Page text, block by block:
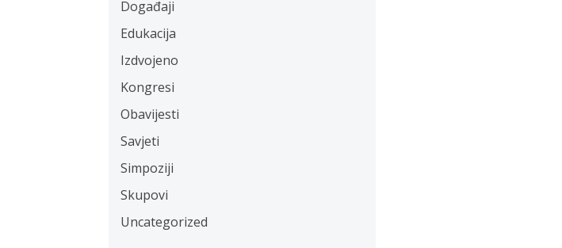
Događaji
Edukacija
Izdvojeno
Kongresi
Obavijesti
Savjeti
Simpoziji
Skupovi
Uncategorized